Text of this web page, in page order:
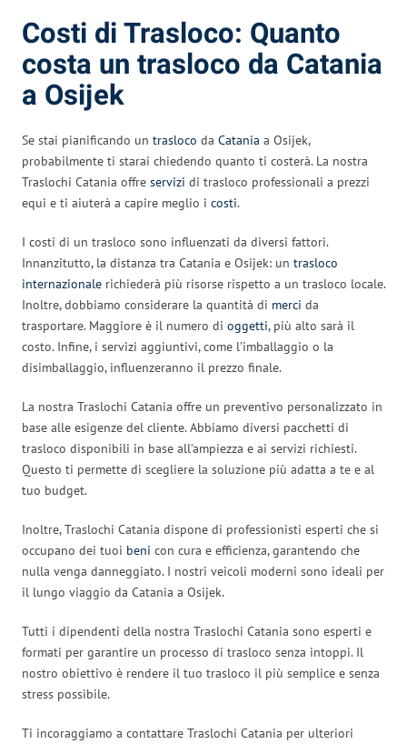
Costi di Trasloco: Quanto
costa un trasloco da Catania
a Osijek
Se stai pianificando un trasloco da Catania a Osijek,
probabilmente ti starai chiedendo quanto ti costerà. La nostra
Traslochi Catania offre servizi di trasloco professionali a prezzi
equi e ti aiuterà a capire meglio i costi.
I costi di un trasloco sono influenzati da diversi fattori.
Innanzitutto, la distanza tra Catania e Osijek: un trasloco
internazionale richiederà più risorse rispetto a un trasloco locale.
Inoltre, dobbiamo considerare la quantità di merci da
trasportare. Maggiore è il numero di oggetti, più alto sarà il
costo. Infine, i servizi aggiuntivi, come l’imballaggio o la
disimballaggio, influenzeranno il prezzo finale.
La nostra Traslochi Catania offre un preventivo personalizzato in
base alle esigenze del cliente. Abbiamo diversi pacchetti di
trasloco disponibili in base all’ampiezza e ai servizi richiesti.
Questo ti permette di scegliere la soluzione più adatta a te e al
tuo budget.
Inoltre, Traslochi Catania dispone di professionisti esperti che si
occupano dei tuoi beni con cura e efficienza, garantendo che
nulla venga danneggiato. I nostri veicoli moderni sono ideali per
il lungo viaggio da Catania a Osijek.
Tutti i dipendenti della nostra Traslochi Catania sono esperti e
formati per garantire un processo di trasloco senza intoppi. Il
nostro obiettivo è rendere il tuo trasloco il più semplice e senza
stress possibile.
Ti incoraggiamo a contattare Traslochi Catania per ulteriori